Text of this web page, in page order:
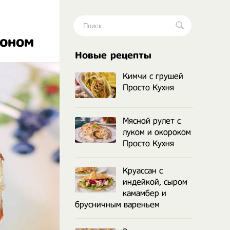
Новые рецепты
Кимчи с грушей
Просто Кухня
Мясной рулет с
луком и окороком
Просто Кухня
Круассан с
индейкой, сыром
камамбер и
брусничным вареньем